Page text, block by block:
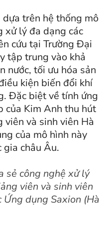
trên hệ thống mô
xử lý đa dạng các
cứu tại Trường Đại
tập trung vào khả
nước, tối ưu hóa sản
kiện biến đổi khí
Đặc biệt về tính ứng
của Kim Anh thu hút
viên và sinh viên Hà
của mô hình này
gia châu Âu.
sẻ công nghệ xử lý
viên và sinh viên
Ứng dụng Saxion (Hà